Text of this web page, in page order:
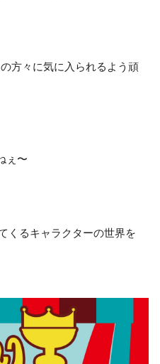
方々に気に入られるよう頑
ぇ〜
くるキャラクターの世界を